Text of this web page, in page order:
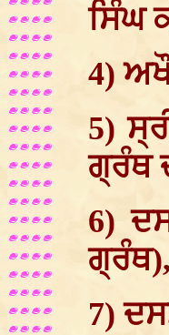
ਸਿੰਘ
4)
5)
ਗ੍ਰੰਥ
6)
7)